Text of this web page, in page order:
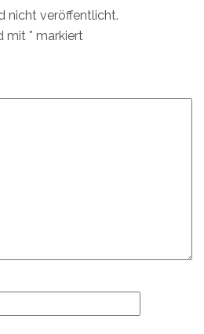
nicht veröffentlicht.
mit * markiert